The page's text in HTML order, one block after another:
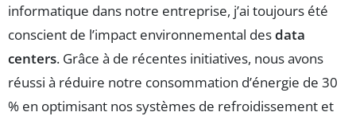
informatique dans notre entreprise, j’ai toujours été
conscient de l’impact environnemental desdata
centers. Grâce à de récentes initiatives, nous avons
réussi à réduire notre consommation d’énergie de 30
% en optimisant nos systèmes de refroidissement et